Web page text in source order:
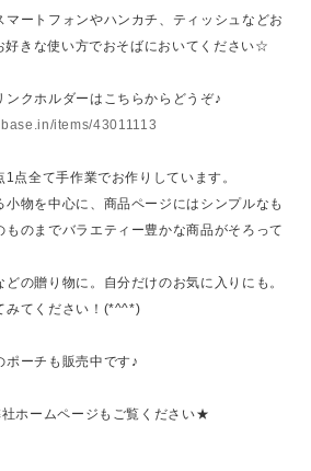
ートフォンやハンカチ、ティッシュなどお
きな使い方でおそばにおいてください☆
ンクホルダーはこちらからどうぞ♪
items/43011113
点全て手作業でお作りしています。
物を中心に、商品ページにはシンプルなも
ものまでバラエティー豊かな商品がそろって
の贈り物に。自分だけのお気に入りにも。
みてください！(*^^*)
ポーチも販売中です♪
ホームページもご覧ください★